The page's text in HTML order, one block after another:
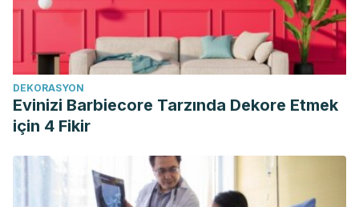
Retrieved March 14, 2020 from
www.sciencedaily.com/releases/2003/05/030530081555.htm
DEKORASYON
Evinizi Barbiecore Tarzında Dekore Etmek
için 4 Fikir